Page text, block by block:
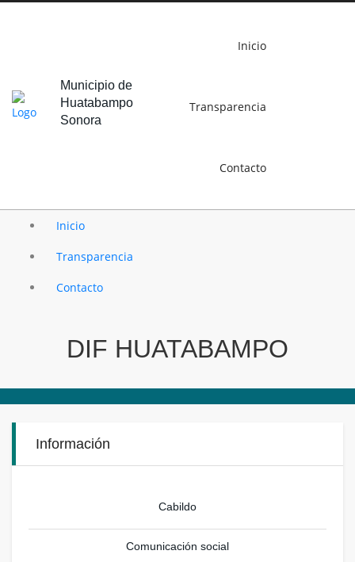
Municipio de
Huatabampo
Sonora
Inicio
Transparencia
Contacto
Inicio
Transparencia
Contacto
DIF HUATABAMPO
Información
Cabildo
Comunicación social